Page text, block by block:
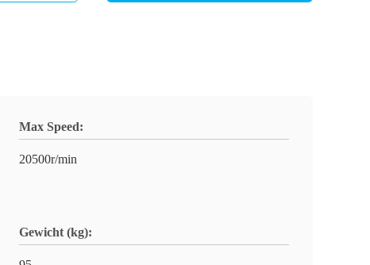
Max Speed:
20500r/min
Gewicht (kg):